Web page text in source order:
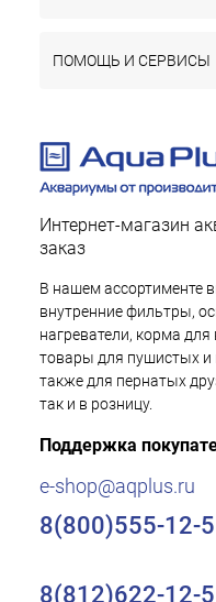
ПОМОЩЬ И СЕРВИСЫ
Интернет-магазин
заказ
В нашем ассортименте
внутренние фильтры,
нагреватели, корма
товары для пушистых и
также для пернатых
так и в розницу.
Поддержка
e-shop@aqplus.ru
8(800)555-12-
8(812)622-12-